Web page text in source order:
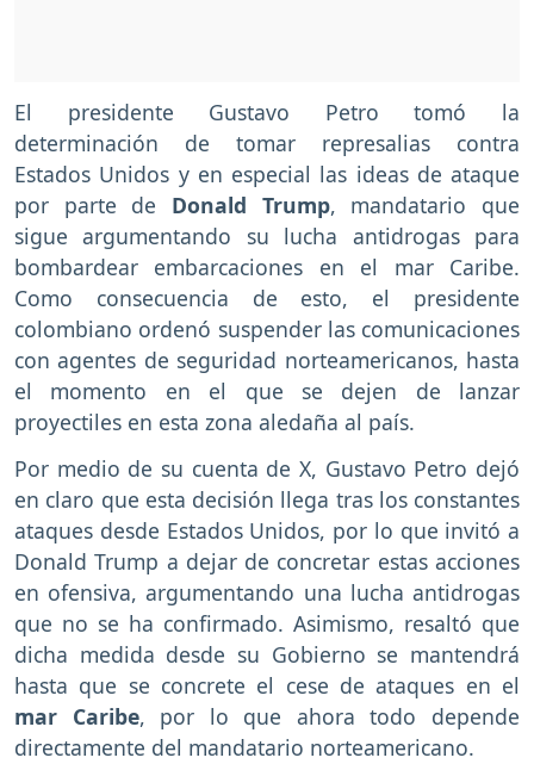
El presidente Gustavo Petro tomó la
determinación de tomar represalias contra
Estados Unidos y en especial las ideas de ataque
por parte de Donald Trump, mandatario que
sigue argumentando su lucha antidrogas para
bombardear embarcaciones en el mar Caribe.
Como consecuencia de esto, el presidente
colombiano ordenó suspender las comunicaciones
con agentes de seguridad norteamericanos, hasta
el momento en el que se dejen de lanzar
proyectiles en esta zona aledaña al país.
Por medio de su cuenta de X, Gustavo Petro dejó
en claro que esta decisión llega tras los constantes
ataques desde Estados Unidos, por lo que invitó a
Donald Trump a dejar de concretar estas acciones
en ofensiva, argumentando una lucha antidrogas
que no se ha confirmado. Asimismo, resaltó que
dicha medida desde su Gobierno se mantendrá
hasta que se concrete el cese de ataques en el
mar Caribe, por lo que ahora todo depende
directamente del mandatario norteamericano.